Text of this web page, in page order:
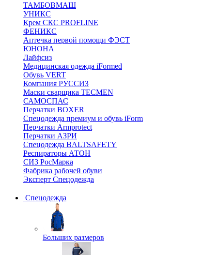
ТАМБОВМАШ
УНИКС
Крем СКС PROFLINE
ФЕНИКС
Аптечка первой помощи ФЭСТ
ЮНОНА
Лайфсиз
Медицинская одежда iFormed
Обувь VERT
Компания РУССИЗ
Маски сварщика TECMEN
САМОСПАС
Перчатки BOXER
Спецодежда премиум и обувь iForm
Перчатки Armprotect
Перчатки АЗРИ
Спецодежда BALTSAFETY
Респираторы АТОН
СИЗ РосМарка
Фабрика рабочей обуви
Эксперт Спецодежда
Спецодежда
Больших размеров